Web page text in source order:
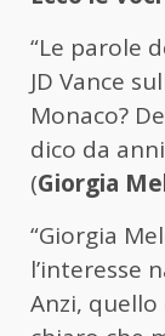
“Le parole
JD Vance
Monaco?
dico da
(Giorgia
“Giorgia
l’interesse
Anzi,